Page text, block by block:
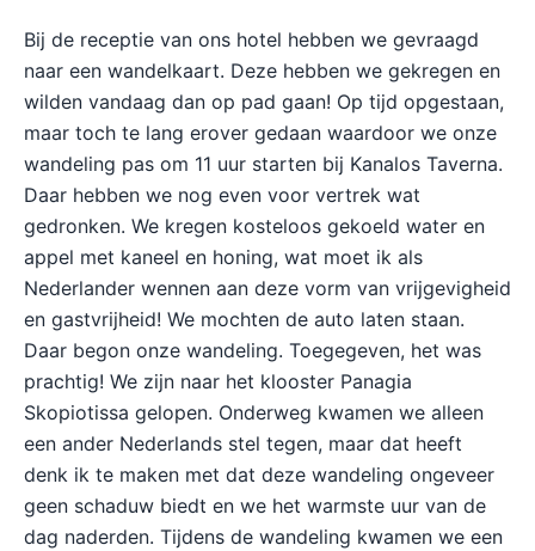
Bij de receptie van ons hotel hebben we gevraagd
naar een wandelkaart. Deze hebben we gekregen en
wilden vandaag dan op pad gaan! Op tijd opgestaan,
maar toch te lang erover gedaan waardoor we onze
wandeling pas om 11 uur starten bij Kanalos Taverna.
Daar hebben we nog even voor vertrek wat
gedronken. We kregen kosteloos gekoeld water en
appel met kaneel en honing, wat moet ik als
Nederlander wennen aan deze vorm van vrijgevigheid
en gastvrijheid! We mochten de auto laten staan.
Daar begon onze wandeling. Toegegeven, het was
prachtig! We zijn naar het klooster Panagia
Skopiotissa gelopen. Onderweg kwamen we alleen
een ander Nederlands stel tegen, maar dat heeft
denk ik te maken met dat deze wandeling ongeveer
geen schaduw biedt en we het warmste uur van de
dag naderden. Tijdens de wandeling kwamen we een